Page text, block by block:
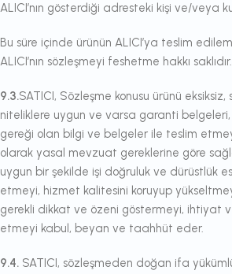
ALICI’nın gösterdiği adresteki kişi ve/veya
Bu süre içinde ürünün ALICI’ya teslim
ALICI’nın sözleşmeyi feshetme hakkı saklıdır.
9.3.SATICI, Sözleşme konusu ürünü
niteliklere uygun ve varsa garanti belgeleri,
gereği olan bilgi ve belgeler ile teslim
olarak yasal mevzuat gereklerine göre
uygun bir şekilde işi doğruluk ve dürüstlük
etmeyi, hizmet kalitesini koruyup
gerekli dikkat ve özeni göstermeyi, ihtiyat
etmeyi kabul, beyan ve taahhüt eder.
9.4. SATICI, sözleşmeden doğan ifa